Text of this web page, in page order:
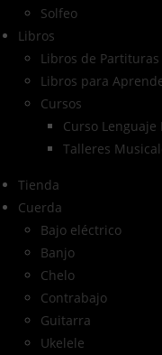
Solfeo
Libros
Libros de Partituras
Libros para
Cursos
Curso
Talleres
Tienda
Cuerda
Bajo eléctrico
Banjo
Chelo
Contrabajo
Guitarra
Ukelele